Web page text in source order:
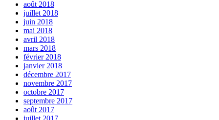
août 2018
juillet 2018
juin 2018
mai 2018
avril 2018
mars 2018
février 2018
janvier 2018
décembre 2017
novembre 2017
octobre 2017
septembre 2017
août 2017
juillet 2017